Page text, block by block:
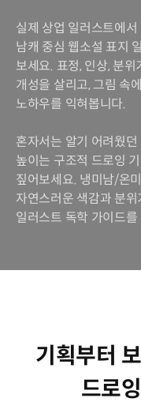
실제 상업 일러스트에
남캐 중심 웹소설 표지
보세요. 표정, 인상, 분
개성을 살리고, 그림 속
노하우를 익혀봅니다.
혼자서는 알기 어려웠
높이는 구조적 드로잉
짚어보세요. 냉미남/온
자연스러운 색감과 분
일러스트 독학 가이드
기획부터
드로